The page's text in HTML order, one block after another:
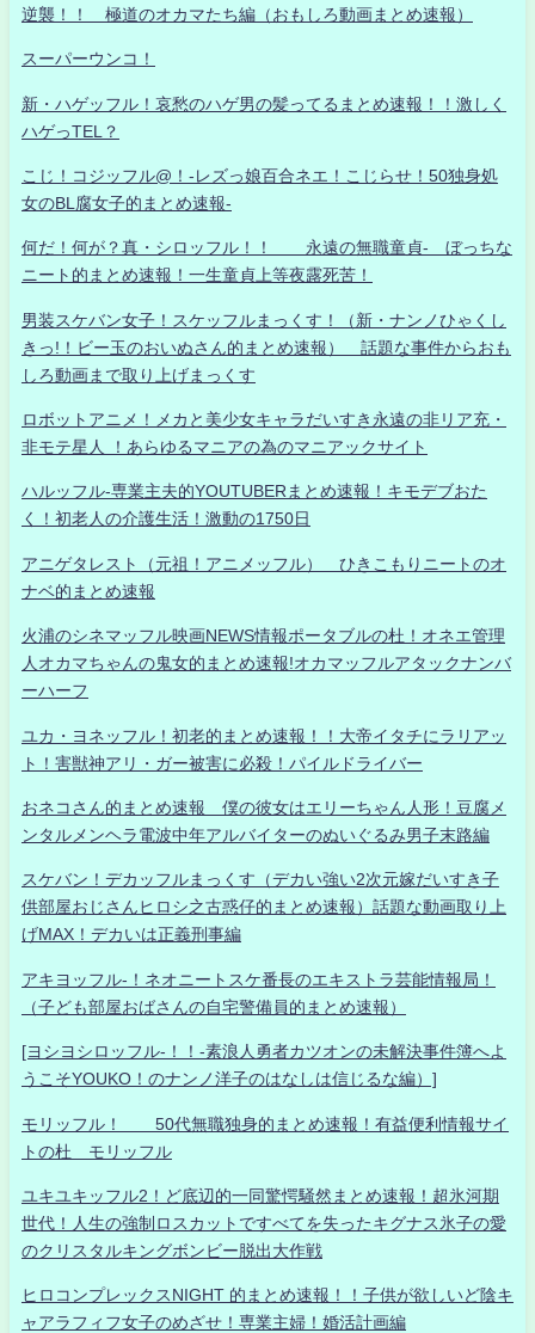
逆襲！！ 極道のオカマたち編（おもしろ動画まとめ速報）
スーパーウンコ！
新・ハゲッフル！哀愁のハゲ男の髪ってるまとめ速報！！激しく
ハゲっTEL？
こじ！コジッフル@！-レズっ娘百合ネエ！こじらせ！50独身処
女のBL腐女子的まとめ速報-
何だ！何が？真・シロッフル！！ 永遠の無職童貞- ぼっちな
ニート的まとめ速報！一生童貞上等夜露死苦！
男装スケバン女子！スケッフルまっくす！（新・ナンノひゃくし
きっ!！ビー玉のおいぬさん的まとめ速報） 話題な事件からおも
しろ動画まで取り上げまっくす
ロボットアニメ！メカと美少女キャラだいすき永遠の非リア充・
非モテ星人 ！あらゆるマニアの為のマニアックサイト
ハルッフル-専業主夫的YOUTUBERまとめ速報！キモデブおた
く！初老人の介護生活！激動の1750日
アニゲタレスト（元祖！アニメッフル） ひきこもりニートのオ
ナベ的まとめ速報
火浦のシネマッフル映画NEWS情報ポータブルの杜！オネエ管理
人オカマちゃんの鬼女的まとめ速報!オカマッフルアタックナンバ
ーハーフ
ユカ・ヨネッフル！初老的まとめ速報！！大帝イタチにラリアッ
ト！害獣神アリ・ガー被害に必殺！パイルドライバー
おネコさん的まとめ速報 僕の彼女はエリーちゃん人形！豆腐メ
ンタルメンヘラ電波中年アルバイターのぬいぐるみ男子末路編
スケバン！デカッフルまっくす（デカい強い2次元嫁だいすき子
供部屋おじさんヒロシ之古惑仔的まとめ速報）話題な動画取り上
げMAX！デカいは正義刑事編
アキヨッフル-！ネオニートスケ番長のエキストラ芸能情報局！
（子ども部屋おばさんの自宅警備員的まとめ速報）
[ヨシヨシロッフル-！！-素浪人勇者カツオンの未解決事件簿へよ
うこそYOUKO！のナンノ洋子のはなしは信じるな編）]
モリッフル！ 50代無職独身的まとめ速報！有益便利情報サイ
トの杜 モリッフル
ユキユキッフル2！ど底辺的一同驚愕騒然まとめ速報！超氷河期
世代！人生の強制ロスカットですべてを失ったキグナス氷子の愛
のクリスタルキングボンビー脱出大作戦
ヒロコンプレックスNIGHT 的まとめ速報！！子供が欲しいど陰キ
ャアラフィフ女子のめざせ！専業主婦！婚活計画編